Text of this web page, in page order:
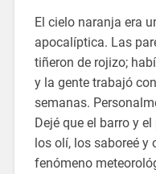
El cielo naranja era
apocalíptica. Las
tiñeron de rojizo;
y la gente trabajó
semanas.
Dejé que el barro y
los olí, los saboreé y
fenómeno